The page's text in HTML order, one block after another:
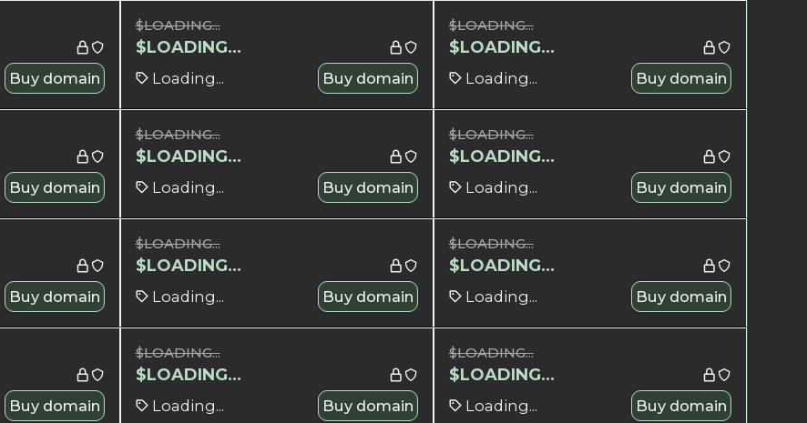
Buy domain
$LOADING...
$LOADING...
Loading... Buy domain
$LOADING...
$LOADING...
Loading... Buy domain
Buy domain
$LOADING...
$LOADING...
Loading... Buy domain
$LOADING...
$LOADING...
Loading... Buy domain
Buy domain
$LOADING...
$LOADING...
Loading... Buy domain
$LOADING...
$LOADING...
Loading... Buy domain
Buy domain
$LOADING...
$LOADING...
Loading... Buy domain
$LOADING...
$LOADING...
Loading... Buy domain